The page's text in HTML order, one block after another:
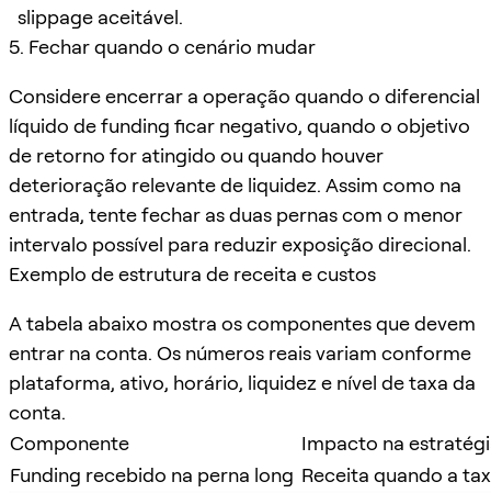
slippage aceitável.
5. Fechar quando o cenário mudar
Considere encerrar a operação quando o diferencial
líquido de funding ficar negativo, quando o objetivo
de retorno for atingido ou quando houver
deterioração relevante de liquidez. Assim como na
entrada, tente fechar as duas pernas com o menor
intervalo possível para reduzir exposição direcional.
Exemplo de estrutura de receita e custos
A tabela abaixo mostra os componentes que devem
entrar na conta. Os números reais variam conforme
plataforma, ativo, horário, liquidez e nível de taxa da
conta.
Componente
Impacto na
Funding recebido na perna long Receita quando a